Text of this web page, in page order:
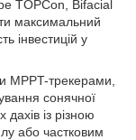
TOPCon, Bifacial
максимальний
інвестицій у
трекерами,
сонячної
із різною
або частковим